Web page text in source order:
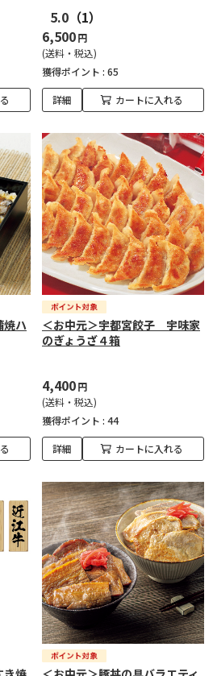
5.0 （1）
6,500円
(送料・税込)
獲得ポイント : 65
詳細 カートに入れる
焼ハ
＜お中元＞宇都宮餃子 宇味家
のぎょうざ４箱
4,400円
(送料・税込)
獲得ポイント : 44
詳細 カートに入れる